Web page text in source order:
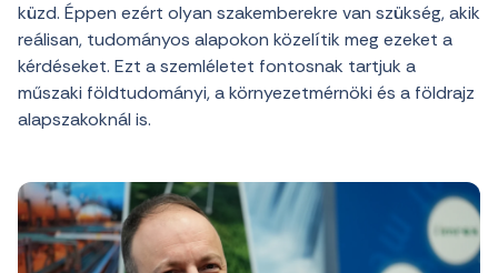
küzd. Éppen ezért olyan szakemberekre van szükség, akik
reálisan, tudományos alapokon közelítik meg ezeket a
kérdéseket. Ezt a szemléletet fontosnak tartjuk a
műszaki földtudományi, a környezetmérnöki és a földrajz
alapszakoknál is.